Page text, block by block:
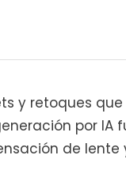
y retoques
por
de